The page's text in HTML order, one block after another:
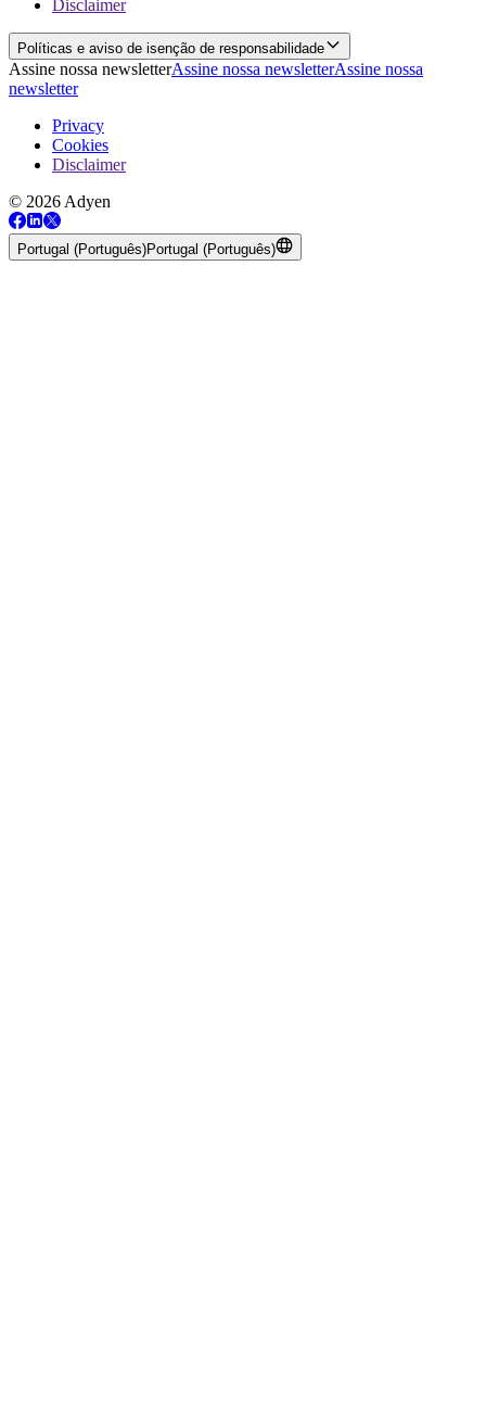
Disclaimer
Políticas e aviso de isenção de responsabilidade
Assine nossa newsletterAssine nossa newsletterAssine nossa
newsletter
Privacy
Cookies
Disclaimer
© 2026 Adyen
Portugal (Português)Portugal (Português)